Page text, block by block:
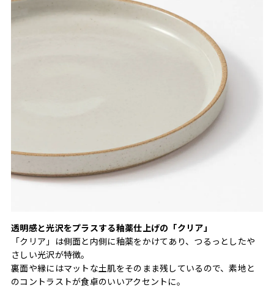
透明感と光沢をプラスする釉薬仕上げの「クリア」
「クリア」は側面と内側に釉薬をかけてあり、つるっとしたや
さしい光沢が特徴。
裏面や縁にはマットな土肌をそのまま残しているので、素地と
のコントラストが食卓のいいアクセントに。